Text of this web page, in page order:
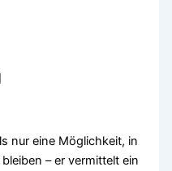
nur eine Möglichkeit, in
– er vermittelt ein